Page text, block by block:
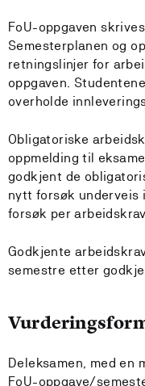
FoU-oppgaven
Semesterplanen og
retningslinjer for
oppgaven.
overholde
Obligatoriske
oppmelding til
godkjent de
nytt forsøk underveis
forsøk per
Godkjente
semestre etter
Deleksamen, med en
FoU-oppgave/